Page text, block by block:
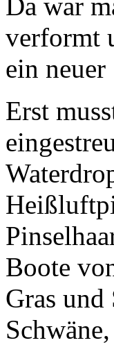
verformt
ein
Erst
Boote
Gras